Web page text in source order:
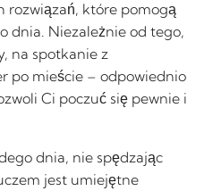
rozwiązań, które pomogą
dnia. Niezależnie od tego,
na spotkanie z
po mieście – odpowiednio
Ci poczuć się pewnie i
dnia, nie spędzając
jest umiejętne